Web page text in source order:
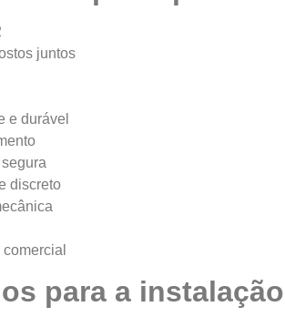
juntos
e durável
discreto
para a